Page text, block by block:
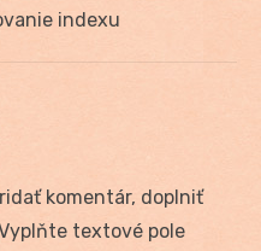
indexu
komentár, doplniť
textové pole